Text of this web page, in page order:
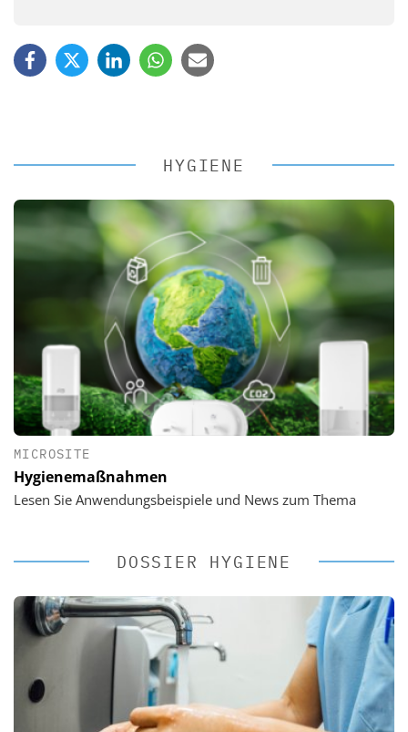
HYGIENE
MICROSITE
Hygienemaßnahmen
Lesen Sie Anwendungsbeispiele und News zum Thema
DOSSIER HYGIENE